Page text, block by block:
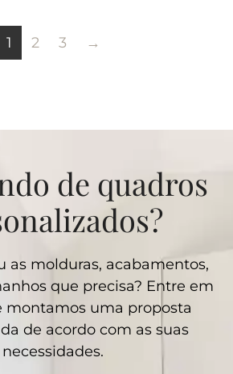
1 2 3 →
de quadros
as molduras, acabamentos,
que precisa? Entre em
montamos uma proposta
de acordo com as suas
necessidades.